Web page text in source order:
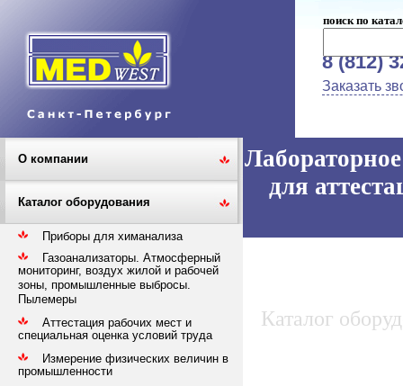
поиск по
8 (812)
Заказать
О компании
Каталог оборудования
Приборы для химанализа
Газоанализаторы. Атмосферный
мониторинг, воздух жилой и рабочей
зоны, промышленные выбросы.
Пылемеры
Аттестация рабочих мест и
специальная оценка условий труда
Измерение физических величин в
промышленности
для
Каталог